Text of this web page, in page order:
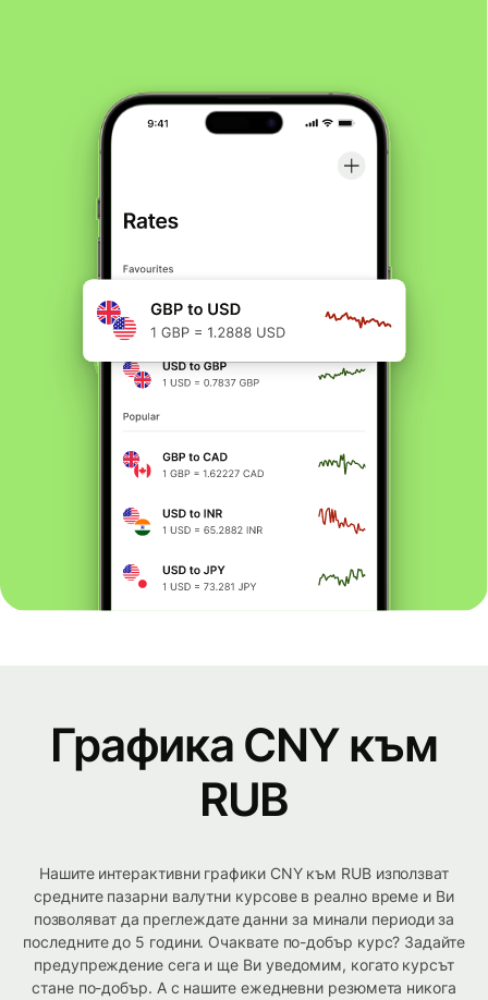
Графика CNY към
RUB
Нашите интерактивни графики CNY към RUB използват
средните пазарни валутни курсове в реално време и Ви
позволяват да преглеждате данни за минали периоди за
последните до 5 години. Очаквате по-добър курс? Задайте
предупреждение сега и ще Ви уведомим, когато курсът
стане по-добър. А с нашите ежедневни резюмета никога